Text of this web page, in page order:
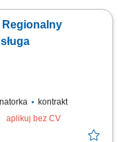
Regionalny
kontrakt
aplikuj bez CV